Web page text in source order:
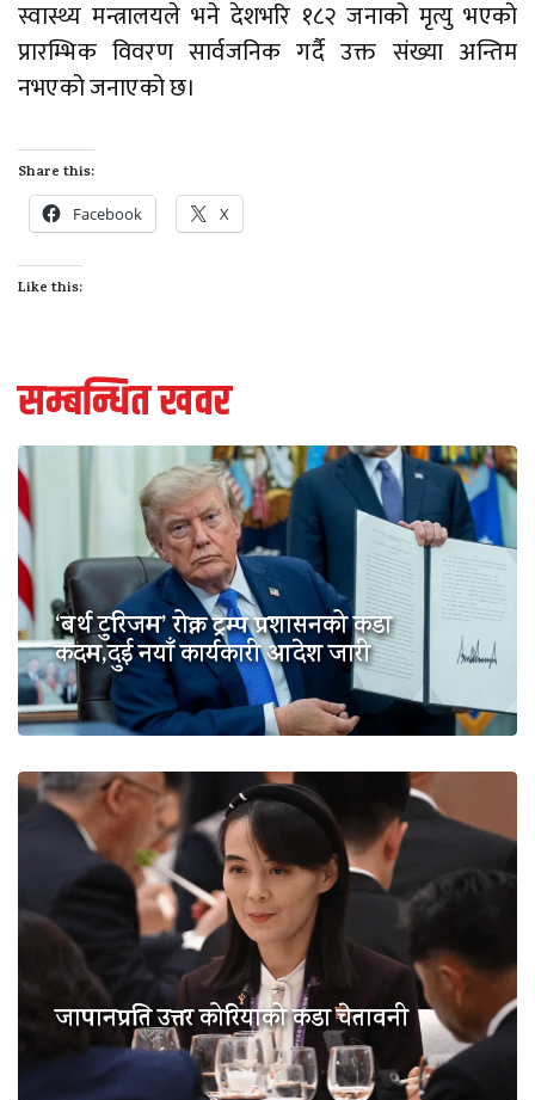
स्वास्थ्य मन्त्रालयले भने देशभरि १८२ जनाको मृत्यु भएको
प्रारम्भिक विवरण सार्वजनिक गर्दै उक्त संख्या अन्तिम
नभएको जनाएको छ।
Share this:
Facebook X
Like this:
सम्बन्धित खवर
‘बर्थ टुरिजम’ रोक्न ट्रम्प प्रशासनको कडा
कदम,दुई नयाँ कार्यकारी आदेश जारी
जापानप्रति उत्तर कोरियाको कडा चेतावनी